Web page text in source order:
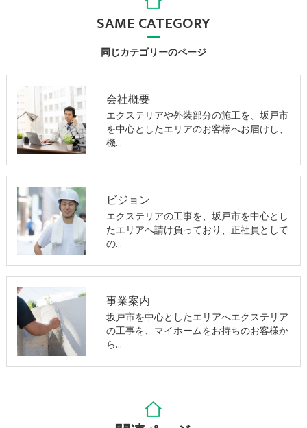
同じカテゴリーのページ
SAME CATEGORY
会社概要
エクステリアや外装部分の施工を、坂戸市
を中心としたエリアのお客様へお届けし、
機…
ビジョン
エクステリアの工事を、坂戸市を中心とし
たエリアへ請け負っており、正社員として
の…
事業案内
坂戸市を中心としたエリアへエクステリア
の工事を、マイホームをお持ちのお客様か
ら…